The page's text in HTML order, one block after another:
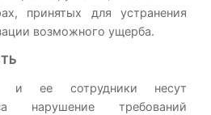
принятых для устранения
возможного ущерба.
и ее сотрудники несут
нарушение требований